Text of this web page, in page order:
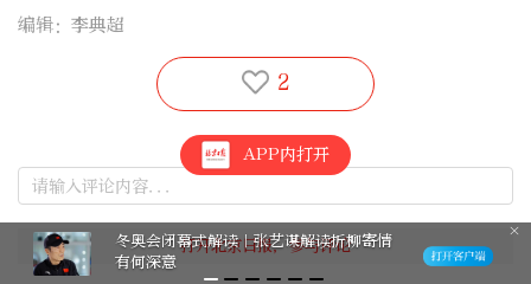
编辑：李典超
2
APP内打开
冬奥会闭幕式解读｜张艺谋解读折柳寄情
有何深意